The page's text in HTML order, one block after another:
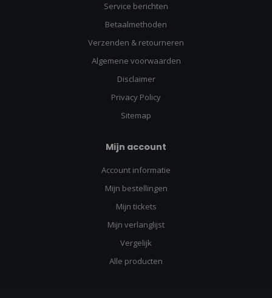
Service berichten
Betaalmethoden
Verzenden & retourneren
Algemene voorwaarden
Disclaimer
Privacy Policy
Sitemap
Mijn account
Account informatie
Mijn bestellingen
Mijn tickets
Mijn verlanglijst
Vergelijk
Alle producten